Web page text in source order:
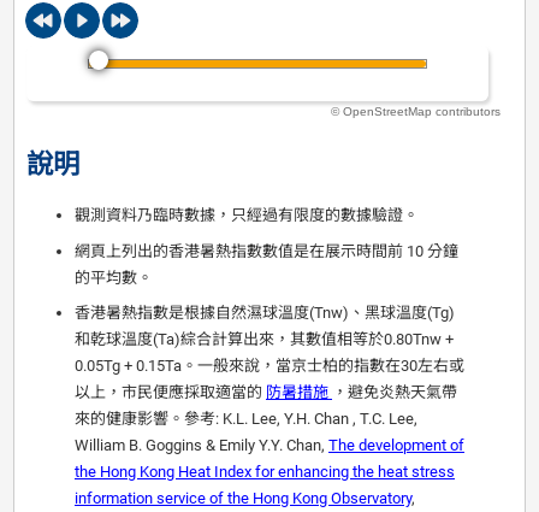
© OpenStreetMap contributors
說明
觀測資料乃臨時數據，只經過有限度的數據驗證。
網頁上列出的香港暑熱指數數值是在展示時間前 10 分鐘
的平均數。
香港暑熱指數是根據自然濕球溫度(Tnw)、黑球溫度(Tg)
和乾球溫度(Ta)綜合計算出來，其數值相等於0.80Tnw +
0.05Tg + 0.15Ta。一般來說，當京士柏的指數在30左右或
以上，市民便應採取適當的 防暑措施 ，避免炎熱天氣帶
來的健康影響。參考: K.L. Lee, Y.H. Chan , T.C. Lee,
William B. Goggins & Emily Y.Y. Chan, The development of
the Hong Kong Heat Index for enhancing the heat stress
information service of the Hong Kong Observatory,